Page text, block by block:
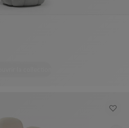
: 23 couleurs disponibles